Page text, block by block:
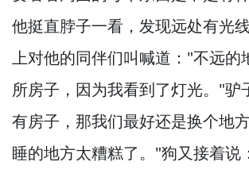
他挺直脖子一看， 发现远处有光
上对他的同伴们叫喊道："不远的
所房子， 因为我看到了灯光。 "驴
有房子， 那我们最好还是换个地方
睡的地方太糟糕了。 "狗又接着说